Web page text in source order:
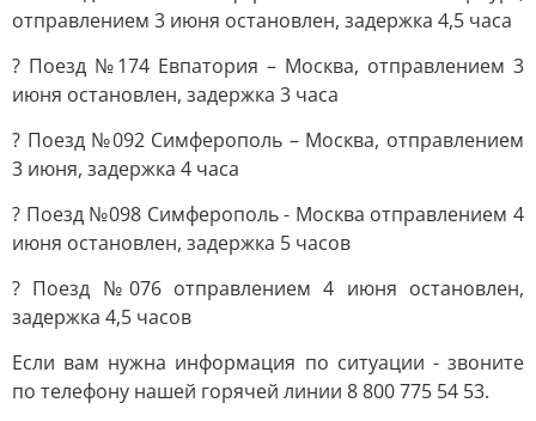
отправлением 3 июня остановлен, задержка 4,5 часа
? Поезд №174 Евпатория – Москва, отправлением 3
июня остановлен, задержка 3 часа
? Поезд №092 Симферополь – Москва, отправлением
3 июня, задержка 4 часа
? Поезд №098 Симферополь - Москва отправлением 4
июня остановлен, задержка 5 часов
? Поезд №076 отправлением 4 июня остановлен,
задержка 4,5 часов
Если вам нужна информация по ситуации - звоните
по телефону нашей горячей линии 8 800 775 54 53.